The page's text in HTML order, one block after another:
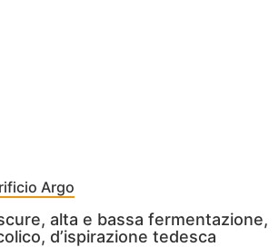
Argo
alta e bassa fermentazione,
d’ispirazione tedesca